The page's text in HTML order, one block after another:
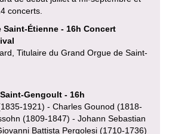
concerts.
Étienne - 16h Concert
Titulaire du Grand Orgue de Saint-
Gengoult - 16h
1921) - Charles Gounod (1818-
(1809-1847) - Johann Sebastian
Battista Pergolesi (1710-1736)